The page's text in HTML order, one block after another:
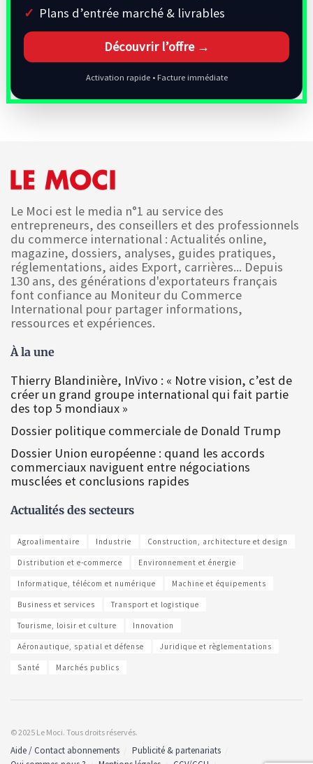
Plans d’entrée marché & livrables
Découvrir l’offre →
Activation rapide • Facture immédiate
Le Moci est le media n°1 au service des
entrepreneurs, des conseillers et des professionnels
du commerce international : Actualités online,
magazine, dossiers, analyses, guides pratiques,
réglementations, aides Export, carrières... Depuis
130 ans, des générations d'exportateurs français
font confiance au Moniteur du Commerce
International pour partager informations,
ressources et expériences.
À la une
Thierry Blandinière, InVivo : « Notre vision, c’est de
créer un grand groupe international qui fait partie
des top 5 mondiaux »
Dossier politique commerciale de Donald Trump
Dossier Union européenne : quand les accords
commerciaux naviguent entre négociations
musclées et conclusions rapides
Actualités des secteurs
Agroalimentaire Industrie Construction, architecture et design
Distribution et e-commerce Environnement et énergie
Informatique, télécom et numérique Machine et équipements
Business et services Transport et logistique
Tourisme, loisir et culture Innovation
Aéronautique, spatial et défense Juridique et règlementations
Santé Marchés publics
© 2025 Le Moci. Tous droits réservés.
Aide / Contact abonnements
Publicité & partenariats